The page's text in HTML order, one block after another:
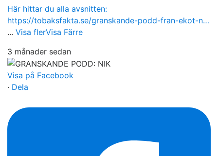
Här hittar du alla avsnitten:
https://tobaksfakta.se/granskande-podd-fran-ekot-n…
... Visa flerVisa Färre
3 månader sedan
Visa på Facebook
· Dela